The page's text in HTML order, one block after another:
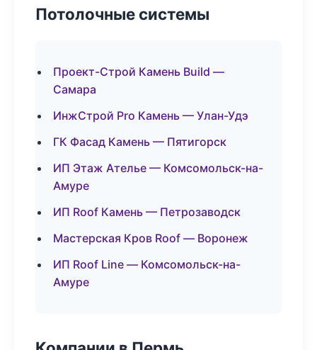
Потолочные системы
Проект-Строй Камень Build —
Самара
ИнжСтрой Pro Камень — Улан-Удэ
ГК Фасад Камень — Пятигорск
ИП Этаж Ателье — Комсомольск-на-
Амуре
ИП Roof Камень — Петрозаводск
Мастерская Кров Roof — Воронеж
ИП Roof Line — Комсомольск-на-
Амуре